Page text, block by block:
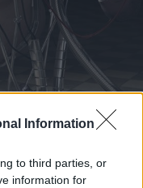
Information
to third parties, or
information for